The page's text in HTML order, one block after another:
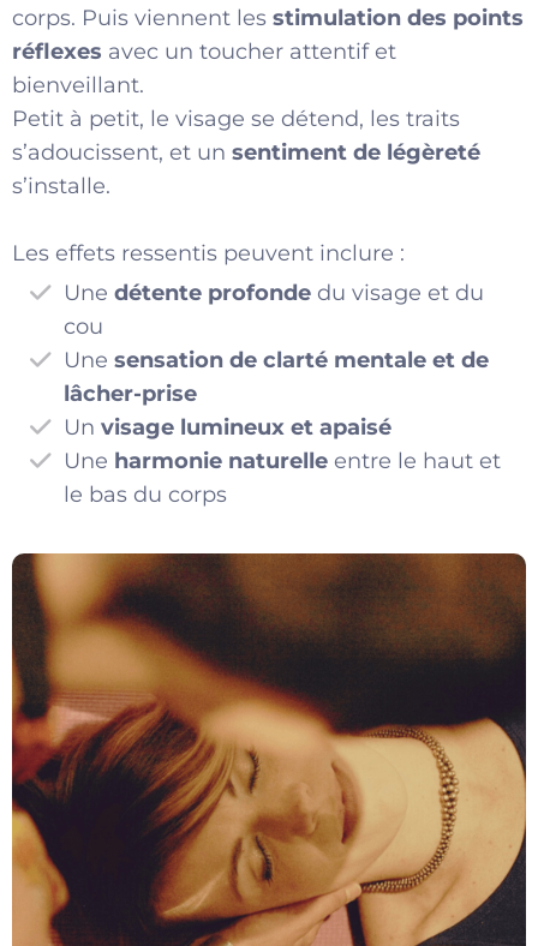
corps. Puis viennent les stimulation des points
réflexes avec un toucher attentif et
bienveillant.
Petit à petit, le visage se détend, les traits
s’adoucissent, et un sentiment de légèreté
s’installe.
Les effets ressentis peuvent inclure :
Une détente profonde du visage et du
cou
Une sensation de clarté mentale et de
lâcher-prise
Un visage lumineux et apaisé
Une harmonie naturelle entre le haut et
le bas du corps